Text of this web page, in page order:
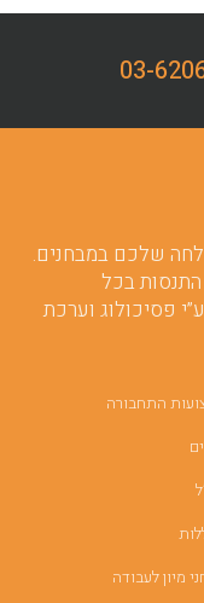
שלכם במבחנים.
בכל
פסיכולוג וערכת
התחבורה
מיון לעבודה